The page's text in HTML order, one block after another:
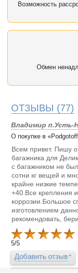
Возможность
Обмен
ОТЗЫВЫ (77)
Владимир п.Усть-
О покупке в
Всем привет. Пишу
багажника для
с багажником не
сотни кг вещей и
крайне низкие
+40.Все крепления
коррозии.Большое
изготовлением
рекомендовать,
5/5
Добавить отзыв